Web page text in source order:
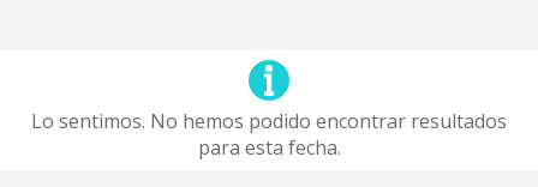
Lo sentimos. No hemos podido encontrar resultados
para esta fecha.